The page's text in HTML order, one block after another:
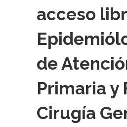
acceso
de
Primaria y
Cirugía